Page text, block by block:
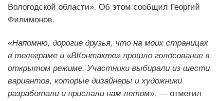
Вологодской области». Об этом сообщил Георгий
Филимонов.
«Напомню, дорогие друзья, что на моих страницах
в телеграме и «ВКонтакте» прошло голосование в
открытом режиме. Участники выбирали из шести
вариантов, которые дизайнеры и художники
разработали и прислали нам летом», — отметил